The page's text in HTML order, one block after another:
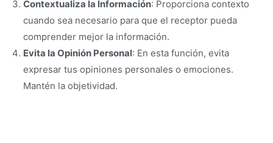
Contextualiza la Información: Proporciona contexto
cuando sea necesario para que el receptor pueda
comprender mejor la información.
Evita la Opinión Personal: En esta función, evita
expresar tus opiniones personales o emociones.
Mantén la objetividad.